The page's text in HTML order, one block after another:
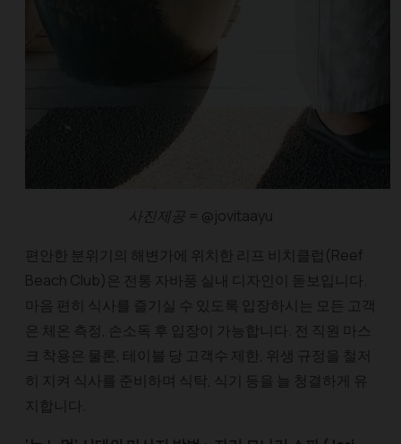
사진제공 = @jovitaayu
편안한 분위기의 해변가에 위치한 리프 비치클럽(Reef
Beach Club)은 전통 자바풍 실내 디자인이 돋보입니다.
마음 편히 식사를 즐기실 수 있도록 입장하시는 모든 고객
은 체온 측정, 손소독 후 입장이 가능합니다. 전 직원 마스
크 착용은 물론, 테이블 당 고객수 제한, 위생 규정을 철저
히 지켜 식사를 준비하며 식탁, 식기 등을 늘 청결하게 유
지합니다.